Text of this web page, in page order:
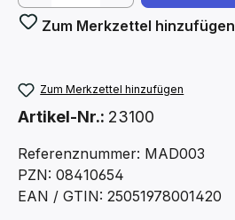
Zum Merkzettel hinzufügen
Zum Merkzettel hinzufügen
Artikel-Nr.: 23100
Referenznummer: MAD003
PZN: 08410654
EAN / GTIN: 25051978001420